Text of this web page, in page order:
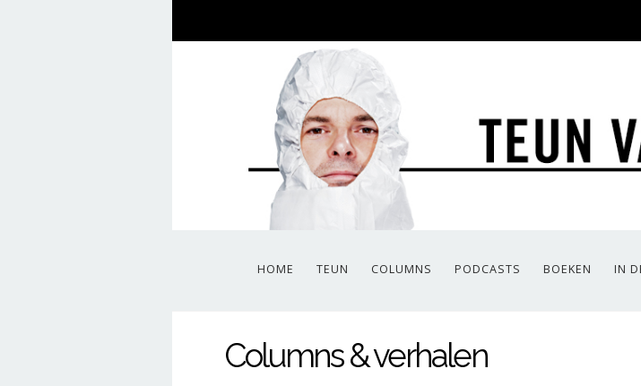
HOME TEUN COLUMNS PODCASTS BOEKEN IN
Columns & verhalen